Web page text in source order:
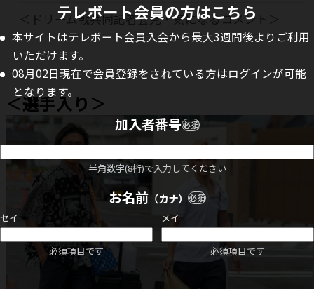
テレボート会員の方はこちら
本サイトはテレボート会員入会から最大3週間後よりご利用
いただけます。
08月02日現在で会員登録をされている方はログインが可能
となります。
加入者番号必須
半角数字(8桁)で入力してください
お名前（カナ） 必須
セイ
必須項目です
メイ
必須項目です
＜ドリーム戦共同記者会見・気になるコメント＞
＜選手入り＞